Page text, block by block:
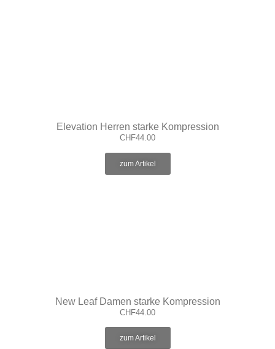
Elevation Herren starke Kompression
CHF44.00
zum Artikel
New Leaf Damen starke Kompression
CHF44.00
zum Artikel